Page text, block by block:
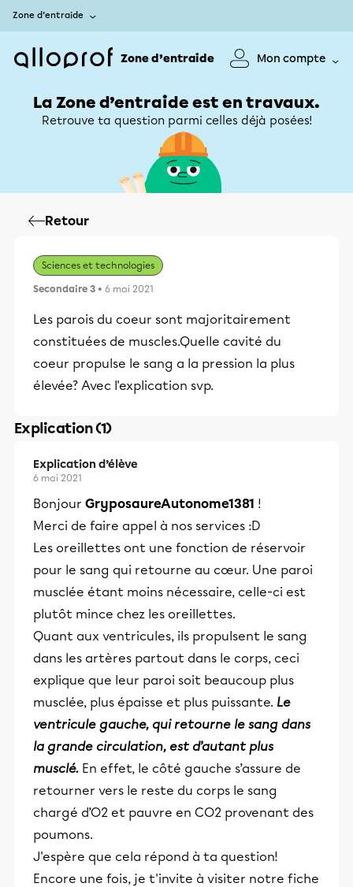
Zone d’entraide
Zone d’entraide Mon compte
La Zone d’entraide est en travaux.
Retrouve ta question parmi celles déjà posées!
Retour
Sciences et technologies
Secondaire 3 • 6 mai 2021
Les parois du coeur sont majoritairement
constituées de muscles.Quelle cavité du
coeur propulse le sang a la pression la plus
élevée? Avec l'explication svp.
Explication (1)
Explication d’élève
6 mai 2021
Bonjour GryposaureAutonome1381 !
Merci de faire appel à nos services :D
Les oreillettes ont une fonction de réservoir
pour le sang qui retourne au cœur. Une paroi
musclée étant moins nécessaire, celle-ci est
plutôt mince chez les oreillettes.
Quant aux ventricules, ils propulsent le sang
dans les artères partout dans le corps, ceci
explique que leur paroi soit beaucoup plus
musclée, plus épaisse et plus puissante. Le
ventricule gauche, qui retourne le sang dans
la grande circulation, est d’autant plus
musclé. En effet, le côté gauche s’assure de
retourner vers le reste du corps le sang
chargé d’O2 et pauvre en CO2 provenant des
poumons.
J'espère que cela répond à ta question!
Encore une fois, je t'invite à visiter notre fiche